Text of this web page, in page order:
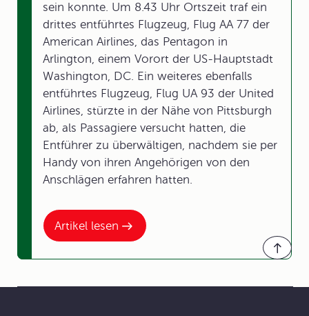
Artikel lesen
sein konnte. Um 8.43 Uhr Ortszeit traf ein
drittes entführtes Flugzeug, Flug AA 77 der
American Airlines, das Pentagon in
Arlington, einem Vorort der US-Hauptstadt
Washington, DC. Ein weiteres ebenfalls
entführtes Flugzeug, Flug UA 93 der United
Airlines, stürzte in der Nähe von Pittsburgh
ab, als Passagiere versucht hatten, die
Entführer zu überwältigen, nachdem sie per
Handy von ihren Angehörigen von den
Anschlägen erfahren hatten.